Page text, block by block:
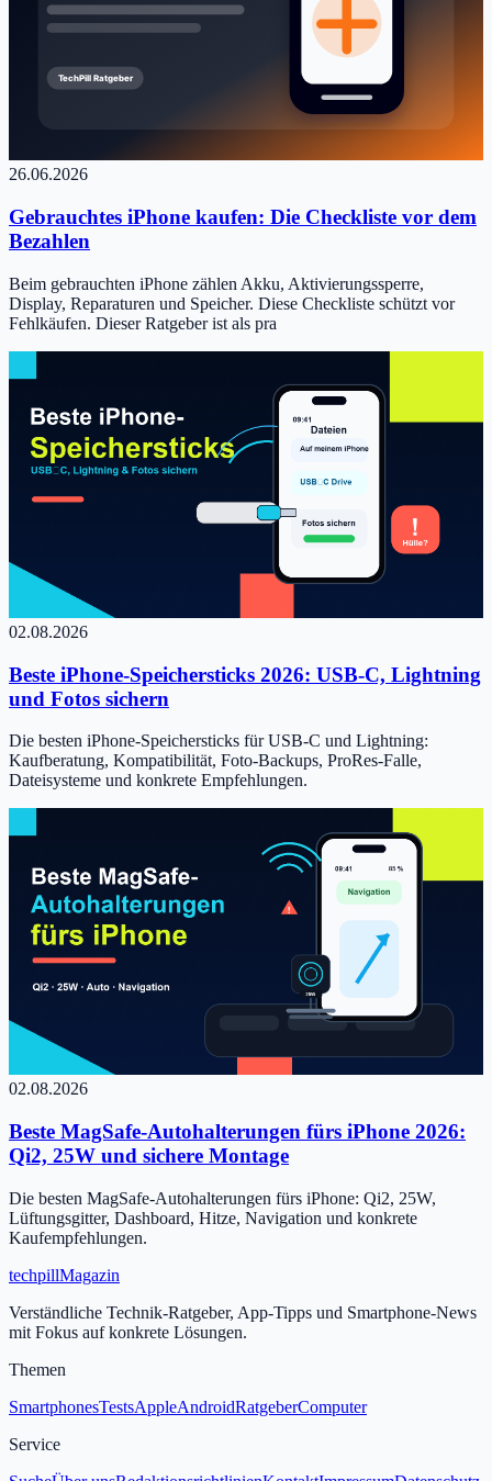
26.06.2026
Gebrauchtes iPhone kaufen: Die Checkliste vor dem
Bezahlen
Beim gebrauchten iPhone zählen Akku, Aktivierungssperre,
Display, Reparaturen und Speicher. Diese Checkliste schützt vor
Fehlkäufen. Dieser Ratgeber ist als pra
02.08.2026
Beste iPhone-Speichersticks 2026: USB-C, Lightning
und Fotos sichern
Die besten iPhone-Speichersticks für USB-C und Lightning:
Kaufberatung, Kompatibilität, Foto-Backups, ProRes-Falle,
Dateisysteme und konkrete Empfehlungen.
02.08.2026
Beste MagSafe-Autohalterungen fürs iPhone 2026:
Qi2, 25W und sichere Montage
Die besten MagSafe-Autohalterungen fürs iPhone: Qi2, 25W,
Lüftungsgitter, Dashboard, Hitze, Navigation und konkrete
Kaufempfehlungen.
techpillMagazin
Verständliche Technik-Ratgeber, App-Tipps und Smartphone-News
mit Fokus auf konkrete Lösungen.
Themen
SmartphonesTestsAppleAndroidRatgeberComputer
Service